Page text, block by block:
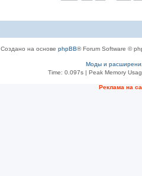
Создано на основе phpBB® Forum Software ©
Моды и
Time: 0.097s| Peak Memory
Рeклама на